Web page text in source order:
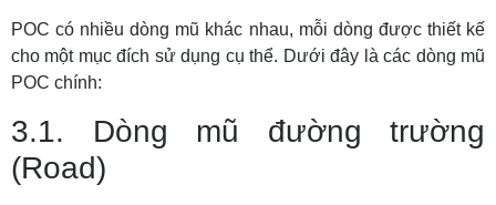
POC có nhiều dòng mũ khác nhau, mỗi dòng được thiết kế
cho một mục đích sử dụng cụ thể. Dưới đây là các dòng mũ
POC chính:
3.1. Dòng mũ đường trường
(Road)